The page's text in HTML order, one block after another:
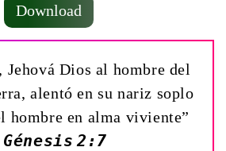
Download
Jehová Dios al hombre del
alentó en su nariz soplo
hombre en alma viviente”
Génesis 2:7